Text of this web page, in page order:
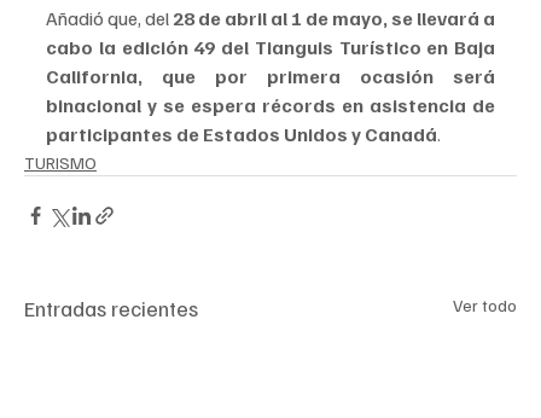
Añadió que, del 28 de abril al 1 de mayo, se llevará a
cabo la edición 49 del Tianguis Turístico en Baja
California, que por primera ocasión será
binacional y se espera récords en asistencia de
participantes de Estados Unidos y Canadá.
TURISMO
Entradas recientes Ver todo